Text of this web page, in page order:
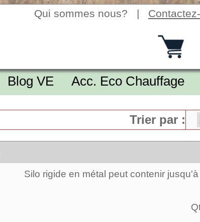
Qui sommes nous? |
Blog VE Acc. Eco Chauffage
Trier par :
Silo rigide en métal peut contenir